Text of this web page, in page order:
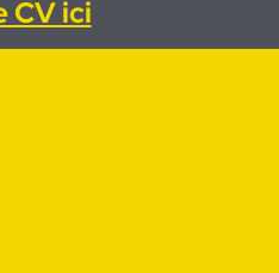
CV ici